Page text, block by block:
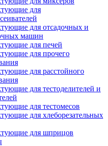
для
для отсадочных и
машин
для печей
для прочего
для расстойного
для тестоделителей и
для тестомесов
для хлеборезательных
для шприцов